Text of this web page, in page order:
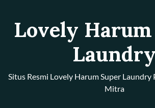
Lovely
Laundry
Situs Resmi Lovely Harum Super Laundry
Mitra